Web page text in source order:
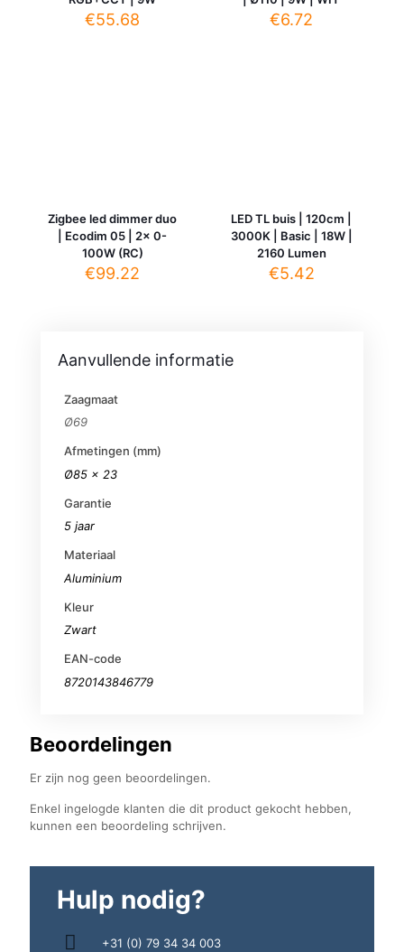
€55.68 €6.72
Zigbee led dimmer duo
| Ecodim 05 | 2x 0-
100W (RC)
€99.22
LED TL buis | 120cm |
3000K | Basic | 18W |
2160 Lumen
€5.42
Aanvullende informatie
Zaagmaat
Ø69
Afmetingen (mm)
Ø85 x 23
Garantie
5 jaar
Materiaal
Aluminium
Kleur
Zwart
EAN-code
8720143846779
Beoordelingen
Er zijn nog geen beoordelingen.
Enkel ingelogde klanten die dit product gekocht hebben,
kunnen een beoordeling schrijven.
Hulp nodig?
+31 (0) 79 34 34 003